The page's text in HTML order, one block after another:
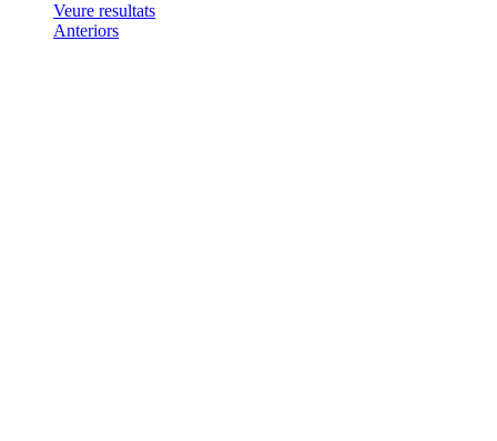
Veure resultats
Anteriors